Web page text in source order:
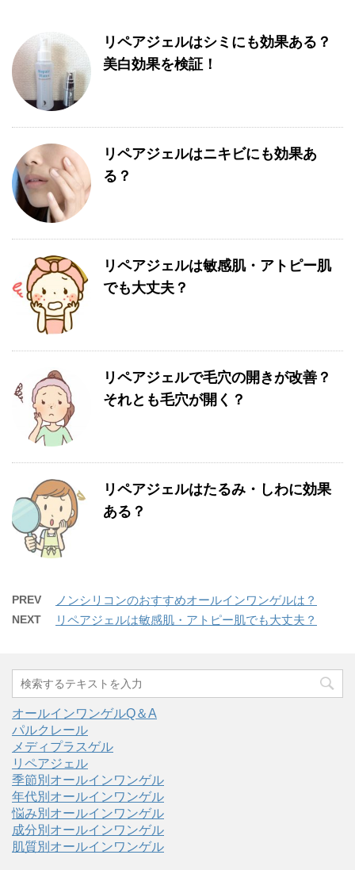
リペアジェルはシミにも効果ある？
美白効果を検証！
リペアジェルはニキビにも効果あ
る？
リペアジェルは敏感肌・アトピー肌
でも大丈夫？
リペアジェルで毛穴の開きが改善？
それとも毛穴が開く？
リペアジェルはたるみ・しわに効果
ある？
PREV ノンシリコンのおすすめオールインワンゲルは？
NEXT リペアジェルは敏感肌・アトピー肌でも大丈夫？
オールインワンゲルQ＆A
パルクレール
メディプラスゲル
リペアジェル
季節別オールインワンゲル
年代別オールインワンゲル
悩み別オールインワンゲル
成分別オールインワンゲル
肌質別オールインワンゲル